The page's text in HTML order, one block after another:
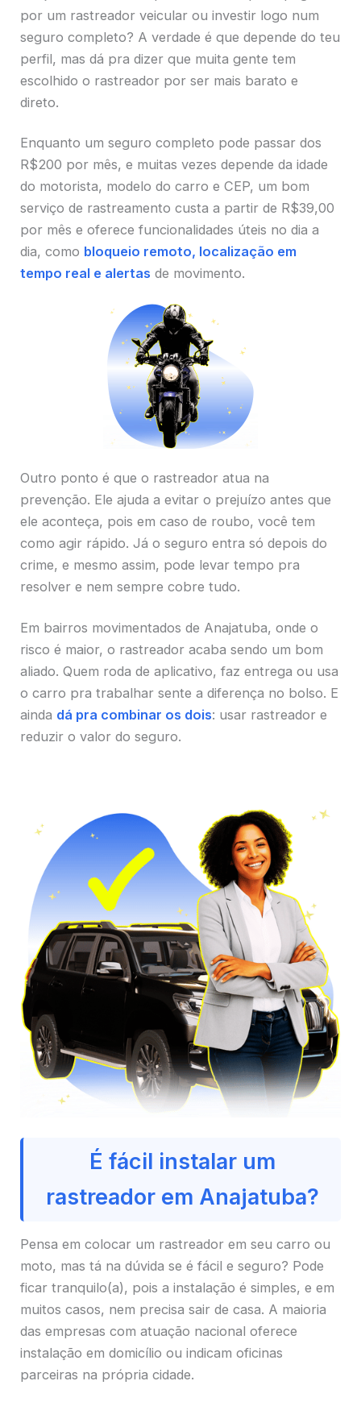
por um rastreador veicular ou investir logo num
seguro completo? A verdade é que depende do teu
perfil, mas dá pra dizer que muita gente tem
escolhido o rastreador por ser mais barato e
direto.
Enquanto um seguro completo pode passar dos
R$200 por mês, e muitas vezes depende da idade
do motorista, modelo do carro e CEP, um bom
serviço de rastreamento custa a partir de R$39,00
por mês e oferece funcionalidades úteis no dia a
dia, como bloqueio remoto, localização em
tempo real e alertas de movimento.
Outro ponto é que o rastreador atua na
prevenção. Ele ajuda a evitar o prejuízo antes que
ele aconteça, pois em caso de roubo, você tem
como agir rápido. Já o seguro entra só depois do
crime, e mesmo assim, pode levar tempo pra
resolver e nem sempre cobre tudo.
Em bairros movimentados de Anajatuba, onde o
risco é maior, o rastreador acaba sendo um bom
aliado. Quem roda de aplicativo, faz entrega ou usa
o carro pra trabalhar sente a diferença no bolso. E
ainda dá pra combinar os dois: usar rastreador e
reduzir o valor do seguro.
É fácil instalar um
rastreador em Anajatuba?
Pensa em colocar um rastreador em seu carro ou
moto, mas tá na dúvida se é fácil e seguro? Pode
ficar tranquilo(a), pois a instalação é simples, e em
muitos casos, nem precisa sair de casa. A maioria
das empresas com atuação nacional oferece
instalação em domicílio ou indicam oficinas
parceiras na própria cidade.